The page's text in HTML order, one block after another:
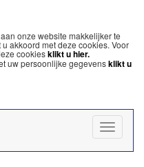
onze website makkelijker te
akkoord met deze cookies. Voor
cookiesklikt u hier.
uw persoonlijke gegevensklikt u